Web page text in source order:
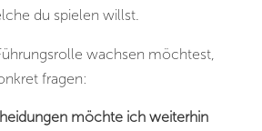
du spielen willst.
wachsen möchtest,
fragen:
möchte ich weiterhin